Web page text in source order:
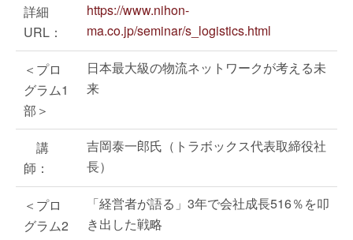
詳細
URL：
https://www.nihon-
ma.co.jp/seminar/s_logistics.html
＜プロ
グラム1
部＞
日本最大級の物流ネットワークが考える未
来
講
師：
吉岡泰一郎氏（トラボックス代表取締役社
長）
＜プロ
グラム2
「経営者が語る」3年で会社成長516％を叩
き出した戦略